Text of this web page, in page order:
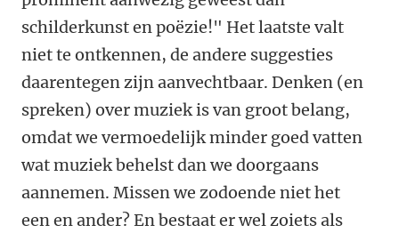
schilderkunst en poëzie!" Het laatste valt
niet te ontkennen, de andere suggesties
daarentegen zijn aanvechtbaar. Denken (en
spreken) over muziek is van groot belang,
omdat we vermoedelijk minder goed vatten
wat muziek behelst dan we doorgaans
aannemen. Missen we zodoende niet het
een en ander? En bestaat er wel zoiets als